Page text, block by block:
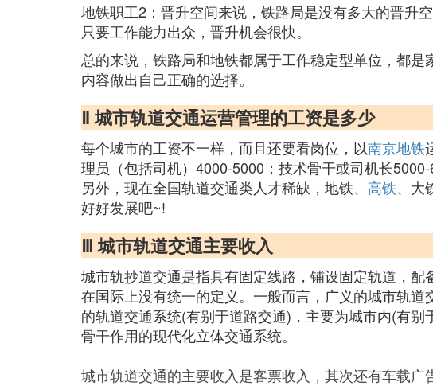
地铁职工2：晋升空间来说，铁路局是没有多大的晋升
只要工作能力出众，晋升机会很快。
总的来说，铁路局和地铁都属于工作稳定型单位，都
内容做出自己正确的选择。
Ⅱ 城市轨道交通运营管理的工资是多少
每个城市的工资不一样，而且还要看岗位，以南京地铁
理员（包括司机）4000-5000；技术骨干或司机长
另外，现在全国轨道交通类人才稀缺，地铁、 高铁、大
好好发展吧~!
Ⅲ 城市轨道交通主要收入
城市轨抄道交通是指具有固定线路，铺设固定轨道，配
在国际上没有统一的定义。一般而言，广义的城市轨
的轨道交通系统(有别于道路交通)，主要为城市内(有
骨干作用的现代化立体交通系统。
城市轨道交通的主要收入是客票收入，其次还有车载广